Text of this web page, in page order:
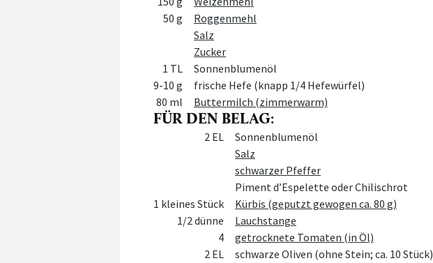
50 g
Roggenmehl
Salz
Zucker
1 TL
Sonnenblumenöl
9-10 g
frische Hefe (knapp 1/4 Hefewürfel)
80 ml
Buttermilch (zimmerwarm)
FÜR DEN BELAG:
Zutat2 EL
Sonnenblumenöl
Salz
schwarzer Pfeffer
Piment d’Espelette oder Chilischrot
1 kleines Stück
Kürbis (geputzt gewogen ca. 80 g)
1/2 dünne
Lauchstange
4
getrocknete Tomaten (in Öl)
2 EL
schwarze Oliven (ohne Stein; ca. 10 Stück)